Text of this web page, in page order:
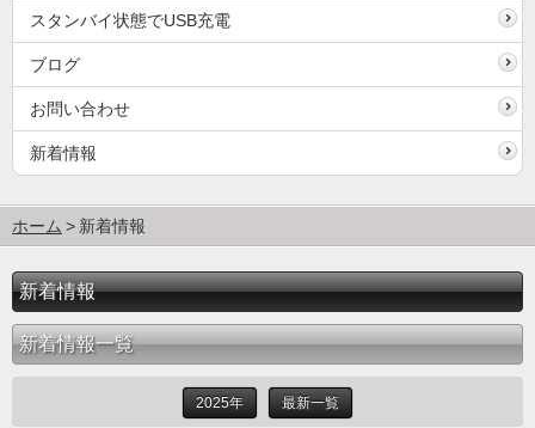
スタンバイ状態でUSB充電
ブログ
お問い合わせ
新着情報
ホーム 新着情報
新着情報
新着情報一覧
2025年 最新一覧